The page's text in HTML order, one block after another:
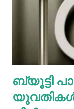
റിയാൽ:214:82
269:33 മലേഷ്യൻ
ബ്യൂട്ടി